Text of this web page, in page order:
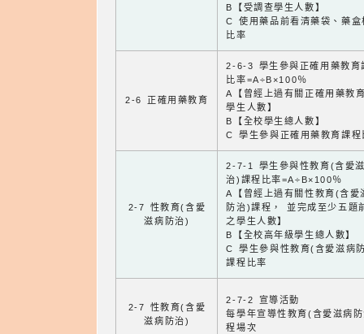
B【受調查學生人數】
C 使用藥品前看清藥袋、藥盒
比率
2-6 正確用藥教育
2-6-3 學生參與正確用藥教育
比率=A÷B×100％
A【曾經上過有關正確用藥教
學生人數】
B【全校學生總人數】
C 學生參與正確用藥教育課程
2-7 性教育(含愛
滋病防治)
2-7-1 學生參與性教育(含愛
治)課程比率=A÷B×100％
A【曾經上過有關性教育(含愛
防治)課程， 並完成至少五題
之學生人數】
B【全校高年級學生總人數】
C 學生參與性教育(含愛滋病
課程比率
2-7 性教育(含愛
滋病防治)
2-7-2 宣導活動
每學年宣導性教育(含愛滋病
程場次